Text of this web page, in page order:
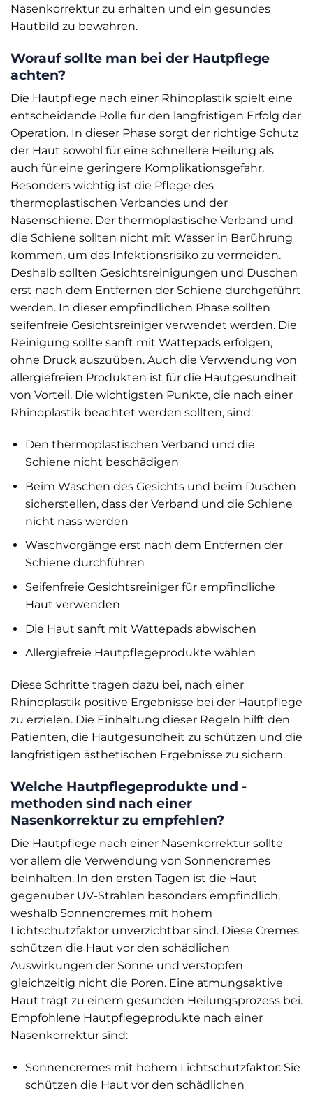
Nasenkorrektur zu erhalten und ein gesundes
Hautbild zu bewahren.
Worauf sollte man bei der Hautpflege
achten?
Die Hautpflege nach einer Rhinoplastik spielt eine
entscheidende Rolle für den langfristigen Erfolg der
Operation. In dieser Phase sorgt der richtige Schutz
der Haut sowohl für eine schnellere Heilung als
auch für eine geringere Komplikationsgefahr.
Besonders wichtig ist die Pflege des
thermoplastischen Verbandes und der
Nasenschiene. Der thermoplastische Verband und
die Schiene sollten nicht mit Wasser in Berührung
kommen, um das Infektionsrisiko zu vermeiden.
Deshalb sollten Gesichtsreinigungen und Duschen
erst nach dem Entfernen der Schiene durchgeführt
werden. In dieser empfindlichen Phase sollten
seifenfreie Gesichtsreiniger verwendet werden. Die
Reinigung sollte sanft mit Wattepads erfolgen,
ohne Druck auszuüben. Auch die Verwendung von
allergiefreien Produkten ist für die Hautgesundheit
von Vorteil. Die wichtigsten Punkte, die nach einer
Rhinoplastik beachtet werden sollten, sind:
Den thermoplastischen Verband und die
Schiene nicht beschädigen
Beim Waschen des Gesichts und beim Duschen
sicherstellen, dass der Verband und die Schiene
nicht nass werden
Waschvorgänge erst nach dem Entfernen der
Schiene durchführen
Seifenfreie Gesichtsreiniger für empfindliche
Haut verwenden
Die Haut sanft mit Wattepads abwischen
Allergiefreie Hautpflegeprodukte wählen
Diese Schritte tragen dazu bei, nach einer
Rhinoplastik positive Ergebnisse bei der Hautpflege
zu erzielen. Die Einhaltung dieser Regeln hilft den
Patienten, die Hautgesundheit zu schützen und die
langfristigen ästhetischen Ergebnisse zu sichern.
Welche Hautpflegeprodukte und -
methoden sind nach einer
Nasenkorrektur zu empfehlen?
Die Hautpflege nach einer Nasenkorrektur sollte
vor allem die Verwendung von Sonnencremes
beinhalten. In den ersten Tagen ist die Haut
gegenüber UV-Strahlen besonders empfindlich,
weshalb Sonnencremes mit hohem
Lichtschutzfaktor unverzichtbar sind. Diese Cremes
schützen die Haut vor den schädlichen
Auswirkungen der Sonne und verstopfen
gleichzeitig nicht die Poren. Eine atmungsaktive
Haut trägt zu einem gesunden Heilungsprozess bei.
Empfohlene Hautpflegeprodukte nach einer
Nasenkorrektur sind:
Sonnencremes mit hohem Lichtschutzfaktor: Sie
schützen die Haut vor den schädlichen